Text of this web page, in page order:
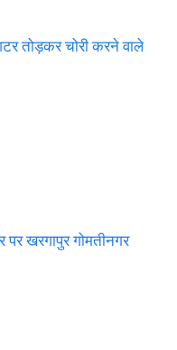
तोड़कर चोरी करने वाले
पर खरगापुर गोमतीनगर